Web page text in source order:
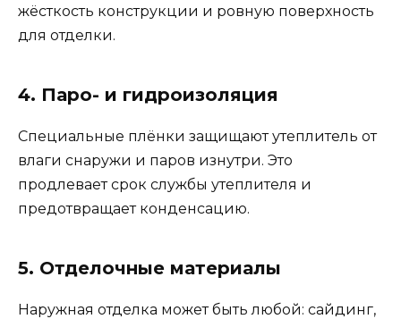
жёсткость конструкции и ровную поверхность
для отделки.
4. Паро- и гидроизоляция
Специальные плёнки защищают утеплитель от
влаги снаружи и паров изнутри. Это
продлевает срок службы утеплителя и
предотвращает конденсацию.
5. Отделочные материалы
Наружная отделка может быть любой: сайдинг,